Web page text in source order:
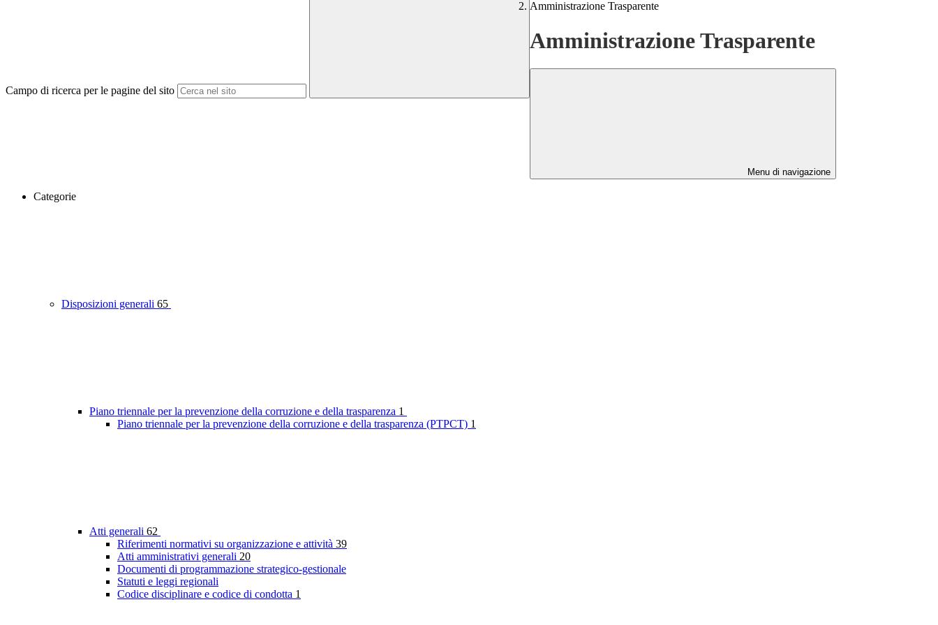
Campo di ricerca per le pagine del sito
Amministrazione Trasparente
Amministrazione Trasparente
Menu di navigazione
Categorie
Disposizioni generali 65
Piano triennale per la prevenzione della corruzione e della trasparenza 1
Piano triennale per la prevenzione della corruzione e della trasparenza (PTPCT) 1
Atti generali 62
Riferimenti normativi su organizzazione e attività 39
Atti amministrativi generali 20
Documenti di programmazione strategico-gestionale
Statuti e leggi regionali
Codice disciplinare e codice di condotta 1